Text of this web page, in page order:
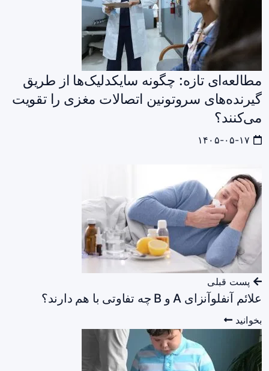
مطالعه‌ای تازه: چگونه سایکدلیک‌ها از طریق
گیرنده‌های سروتونین اتصالات مغزی را تقویت
می‌کنند؟
پست قبلی
علائم آنفلوآنزای A و B چه تفاوتی با هم دارند؟
بخوانید